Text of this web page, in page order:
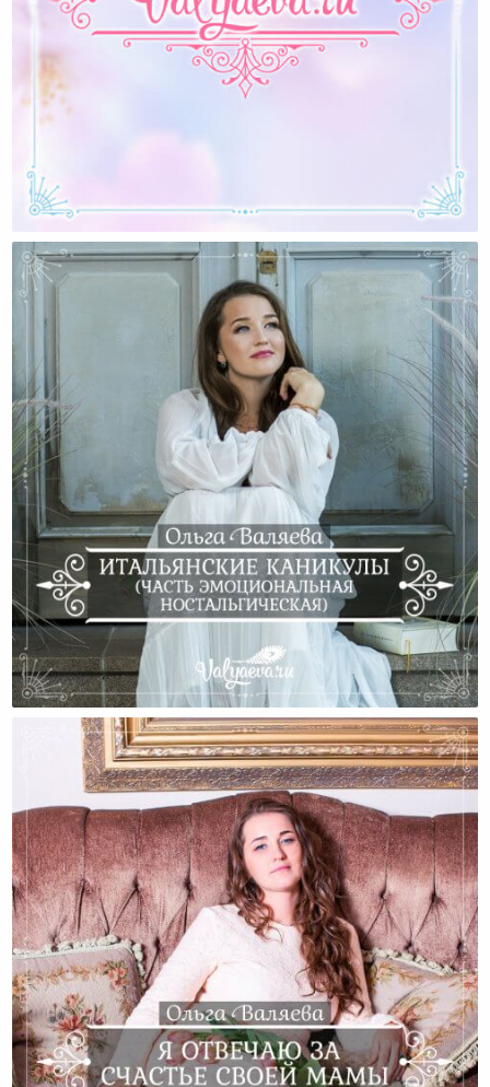
Выйти Замуж — Или Быть ЗА Мужем?
Итальянские Каникулы (часть Эмоциональная
Ностальгическая)